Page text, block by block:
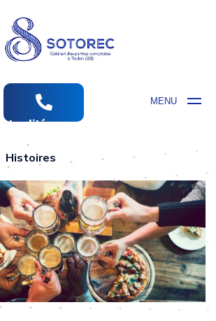
MENU
Actualités comptables
Histoires